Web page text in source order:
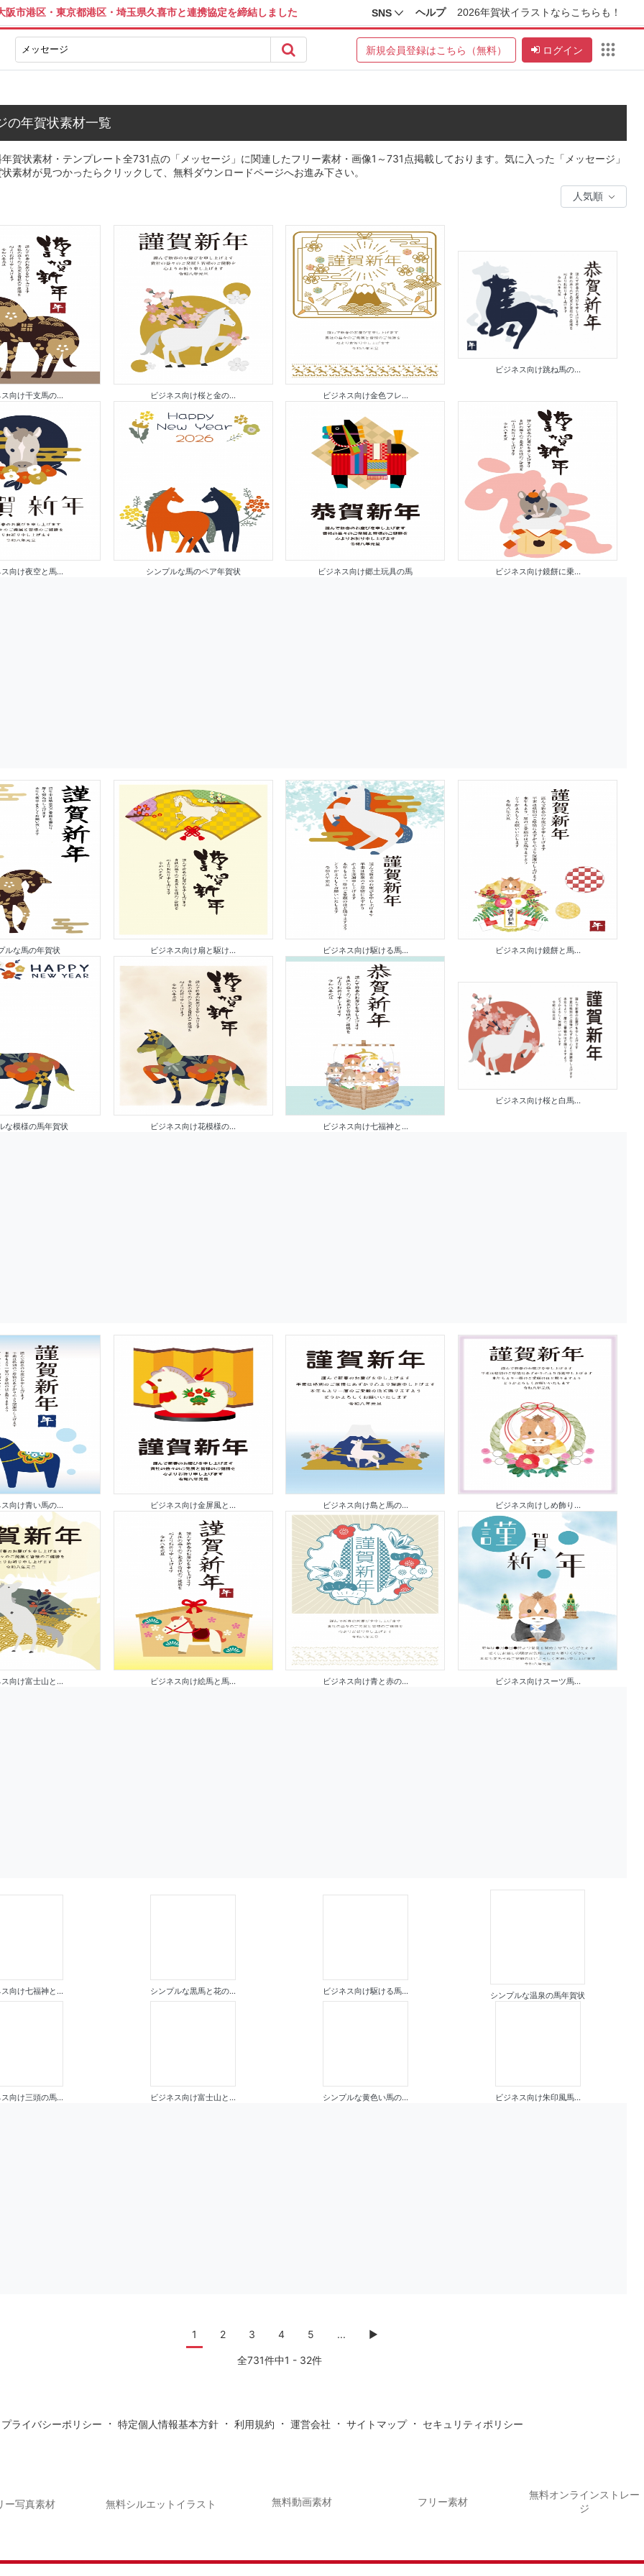
阪市港区・東京都港区・埼玉県久喜市と連携協定を締結しました SNS ヘルプ 2026年賀状イラストならこちらも！
新規会員登録はこちら（無料） ログイン
の年賀状素材一覧
賀状素材・テンプレート全731点の「メッセージ」に関連したフリー素材・画像1～731点掲載しております。気に入った「メッセージ」
素材が見つかったらクリックして、無料ダウンロードページへお進み下さい。
向け干支馬の... ビジネス向け桜と金の... ビジネス向け金色フレ...
ビジネス向け跳ね馬の...
向け夜空と馬... シンプルな馬のペア年賀状 ビジネス向け郷土玩具の馬 ビジネス向け鏡餅に乗...
ルな馬の年賀状 ビジネス向け扇と駆け... ビジネス向け駆ける馬... ビジネス向け鏡餅と馬...
な模様の馬年賀状 ビジネス向け花模様の... ビジネス向け七福神と...
ビジネス向け桜と白馬...
向け青い馬の... ビジネス向け金屏風と... ビジネス向け島と馬の... ビジネス向けしめ飾り...
向け富士山と... ビジネス向け絵馬と馬... ビジネス向け青と赤の... ビジネス向けスーツ馬...
向け七福神と... シンプルな黒馬と花の... ビジネス向け駆ける馬... シンプルな温泉の馬年賀状
向け三頭の馬... ビジネス向け富士山と... シンプルな黄色い馬の... ビジネス向け朱印風馬...
1 2 3 4 5 ... ▶
全731件中1 - 32件
プライバシーポリシー ・ 特定個人情報基本方針・ 利用規約 ・ 運営会社 ・ サイトマップ・ セキュリティポリシー
ー写真素材 無料シルエットイラスト 無料動画素材 フリー素材
無料オンラインストレー
ジ